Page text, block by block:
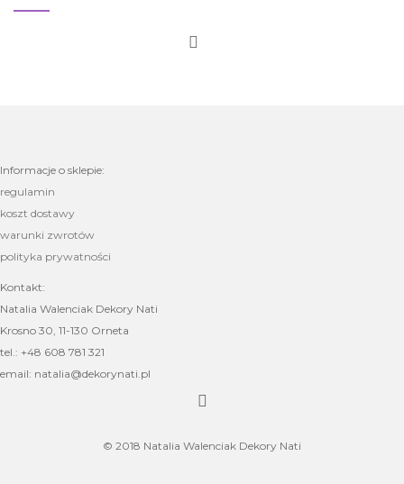
Informacje o sklepie:
regulamin
koszt dostawy
warunki zwrotów
polityka prywatności
Kontakt:
Natalia Walenciak Dekory Nati
Krosno 30, 11-130 Orneta
tel.: +48 608 781 321
email: natalia@dekorynati.pl
© 2018 Natalia Walenciak Dekory Nati